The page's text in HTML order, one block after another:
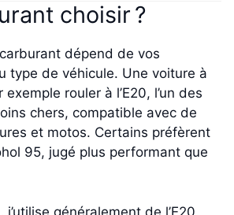
choisir ?
dépend de vos
type de véhicule. Une voiture à
rouler à l’E20, l’un des
chers, compatible avec de
et motos. Certains préfèrent
95, jugé plus performant que
généralement de l’E20